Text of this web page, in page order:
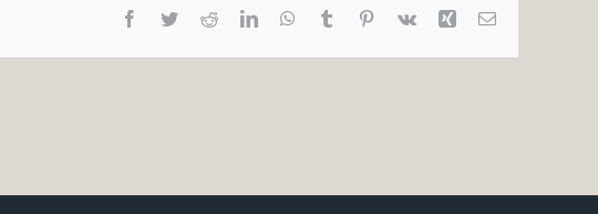
Facebook
TwitterRedditLinkedInWhatsApp
Tumblr Pinterest
Vk Xing Email